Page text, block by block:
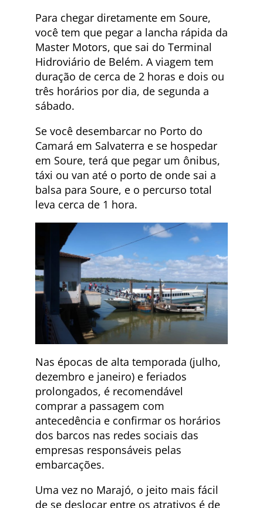
Para chegar diretamente em Soure,
você tem que pegar a lancha rápida da
Master Motors, que sai do Terminal
Hidroviário de Belém. A viagem tem
duração de cerca de 2 horas e dois ou
três horários por dia, de segunda a
sábado.
Se você desembarcar no Porto do
Camará em Salvaterra e se hospedar
em Soure, terá que pegar um ônibus,
táxi ou van até o porto de onde sai a
balsa para Soure, e o percurso total
leva cerca de 1 hora.
Nas épocas de alta temporada (julho,
dezembro e janeiro) e feriados
prolongados, é recomendável
comprar a passagem com
antecedência e confirmar os horários
dos barcos nas redes sociais das
empresas responsáveis pelas
embarcações.
Uma vez no Marajó, o jeito mais fácil
de se deslocar entre os atrativos é de